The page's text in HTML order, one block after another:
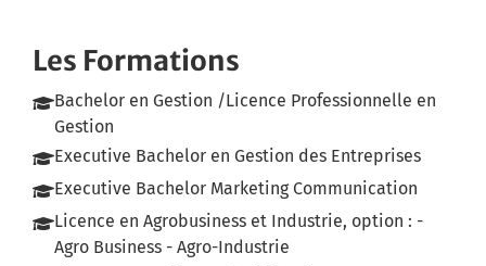
Les Formations
Bachelor en Gestion /Licence Professionnelle en
Gestion
Executive Bachelor en Gestion des Entreprises
Executive Bachelor Marketing Communication
Licence en Agrobusiness et Industrie, option : -
Agro Business - Agro-Industrie